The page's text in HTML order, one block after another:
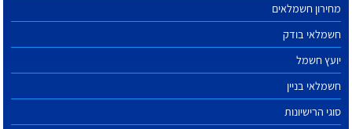
מחירון חשמלאים
חשמלאי בודק
יועץ חשמל
חשמלאי בניין
סוגי הרישיונות